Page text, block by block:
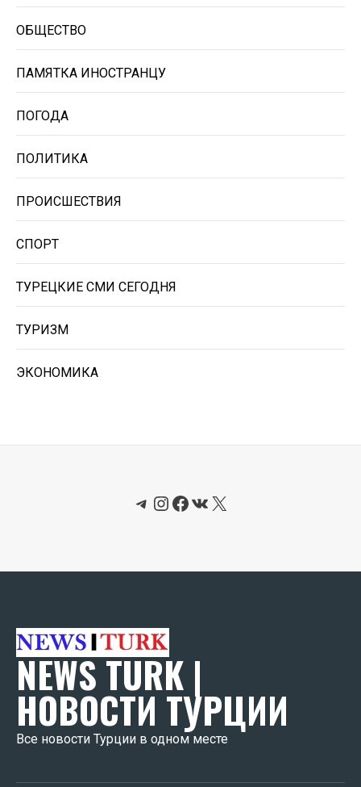
ОБЩЕСТВО
ПАМЯТКА ИНОСТРАНЦУ
ПОГОДА
ПОЛИТИКА
ПРОИСШЕСТВИЯ
СПОРТ
ТУРЕЦКИЕ СМИ СЕГОДНЯ
ТУРИЗМ
ЭКОНОМИКА
Telegram
Instagram
Facebook
ВКонтакте
X
NEWS TURK |
НОВОСТИ ТУРЦИИ
Все новости Турции в одном месте